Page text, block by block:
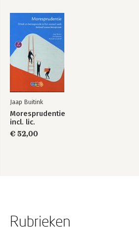
Jaap Buitink
Moresprudentie
incl. lic.
€ 52,00
Rubrieken